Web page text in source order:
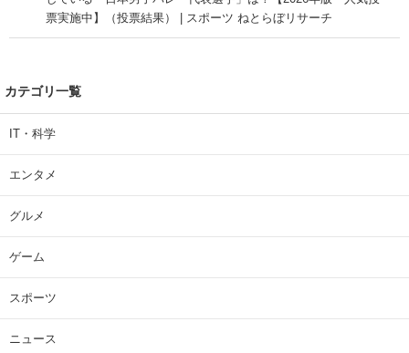
票実施中】（投票結果） | スポーツ ねとらぼリサーチ
カテゴリ一覧
IT・科学
エンタメ
グルメ
ゲーム
スポーツ
ニュース